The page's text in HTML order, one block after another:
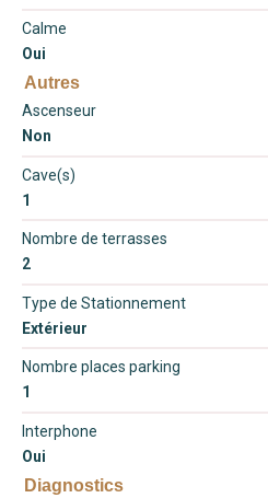
Calme
Oui
Autres
Ascenseur
Non
Cave(s)
1
Nombre de terrasses
2
Type de Stationnement
Extérieur
Nombre places parking
1
Interphone
Oui
Diagnostics